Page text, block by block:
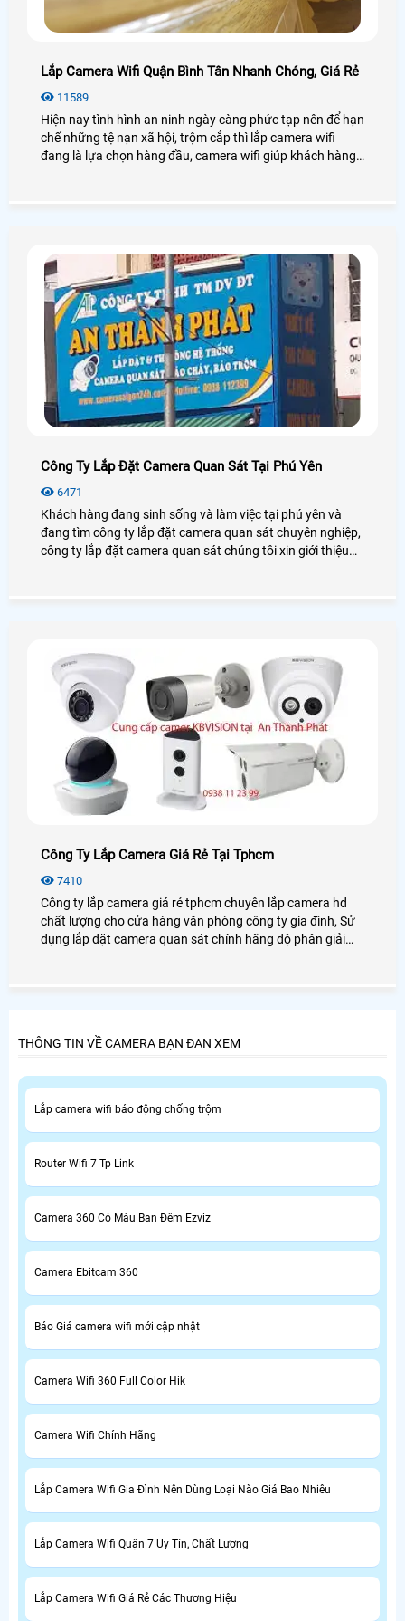
Lắp Camera Wifi Quận Bình Tân Nhanh Chóng, Giá Rẻ
11589
Hiện nay tình hình an ninh ngày càng phức tạp nên để hạn
chế những tệ nạn xã hội, trộm cắp thì lắp camera wifi
đang là lựa chọn hàng đầu, camera wifi giúp khách hàng
Công Ty Lắp Đặt Camera Quan Sát Tại Phú Yên
6471
Khách hàng đang sinh sống và làm việc tại phú yên và
đang tìm công ty lắp đặt camera quan sát chuyên nghiệp,
công ty lắp đặt camera quan sát chúng tôi xin giới thiệu
Công Ty Lắp Camera Giá Rẻ Tại Tphcm
7410
Công ty lắp camera giá rẻ tphcm chuyên lắp camera hd
chất lượng cho cửa hàng văn phòng công ty gia đình, Sử
dụng lắp đặt camera quan sát chính hãng độ phân giải
THÔNG TIN VỀ CAMERA BẠN ĐAN XEM
Lắp camera wifi báo động chống trộm
Router Wifi 7 Tp Link
Camera 360 Có Màu Ban Đêm Ezviz
Camera Ebitcam 360
Báo Giá camera wifi mới cập nhật
Camera Wifi 360 Full Color Hik
Camera Wifi Chính Hãng
Lắp Camera Wifi Gia Đình Nên Dùng Loại Nào Giá Bao Nhiêu
Lắp Camera Wifi Quận 7 Uy Tín, Chất Lượng
Lắp Camera Wifi Giá Rẻ Các Thương Hiệu